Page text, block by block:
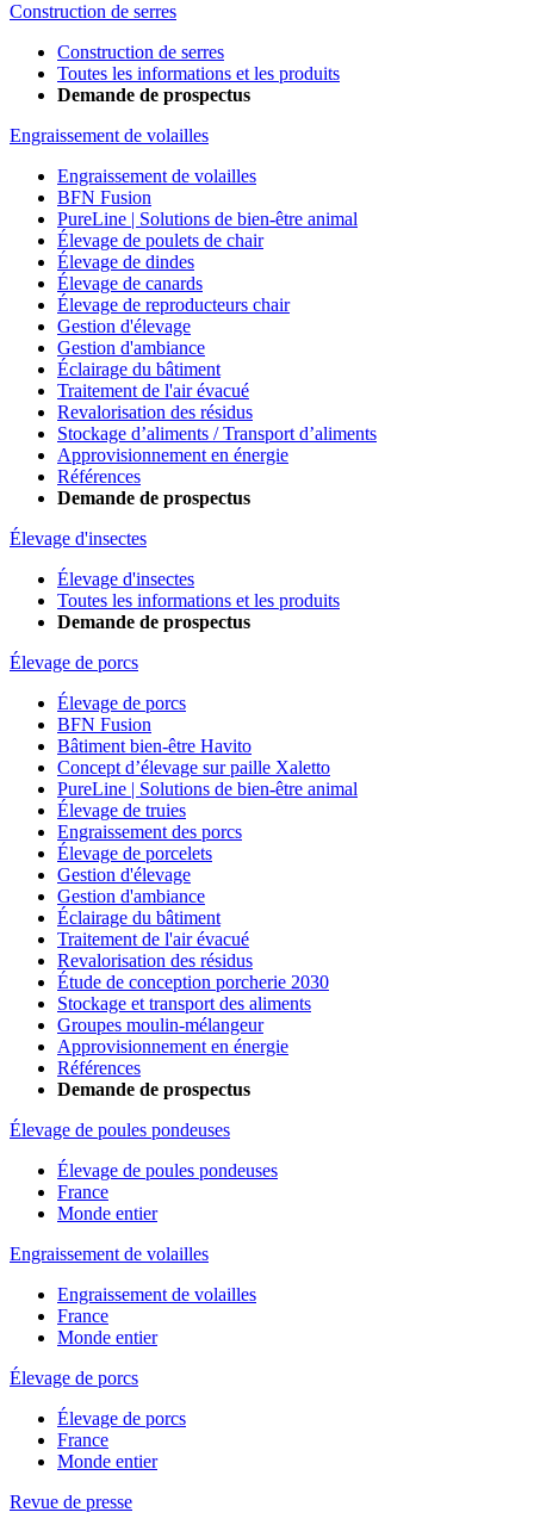
Construction de serres
Construction de serres
Toutes les informations et les produits
Demande de prospectus
Engraissement de volailles
Engraissement de volailles
BFN Fusion
PureLine | Solutions de bien-être animal
Élevage de poulets de chair
Élevage de dindes
Élevage de canards
Élevage de reproducteurs chair
Gestion d'élevage
Gestion d'ambiance
Éclairage du bâtiment
Traitement de l'air évacué
Revalorisation des résidus
Stockage d’aliments / Transport d’aliments
Approvisionnement en énergie
Références
Demande de prospectus
Élevage d'insectes
Élevage d'insectes
Toutes les informations et les produits
Demande de prospectus
Élevage de porcs
Élevage de porcs
BFN Fusion
Bâtiment bien-être Havito
Concept d’élevage sur paille Xaletto
PureLine | Solutions de bien-être animal
Élevage de truies
Engraissement des porcs
Élevage de porcelets
Gestion d'élevage
Gestion d'ambiance
Éclairage du bâtiment
Traitement de l'air évacué
Revalorisation des résidus
Étude de conception porcherie 2030
Stockage et transport des aliments
Groupes moulin-mélangeur
Approvisionnement en énergie
Références
Demande de prospectus
Élevage de poules pondeuses
Élevage de poules pondeuses
France
Monde entier
Engraissement de volailles
Engraissement de volailles
France
Monde entier
Élevage de porcs
Élevage de porcs
France
Monde entier
Revue de presse